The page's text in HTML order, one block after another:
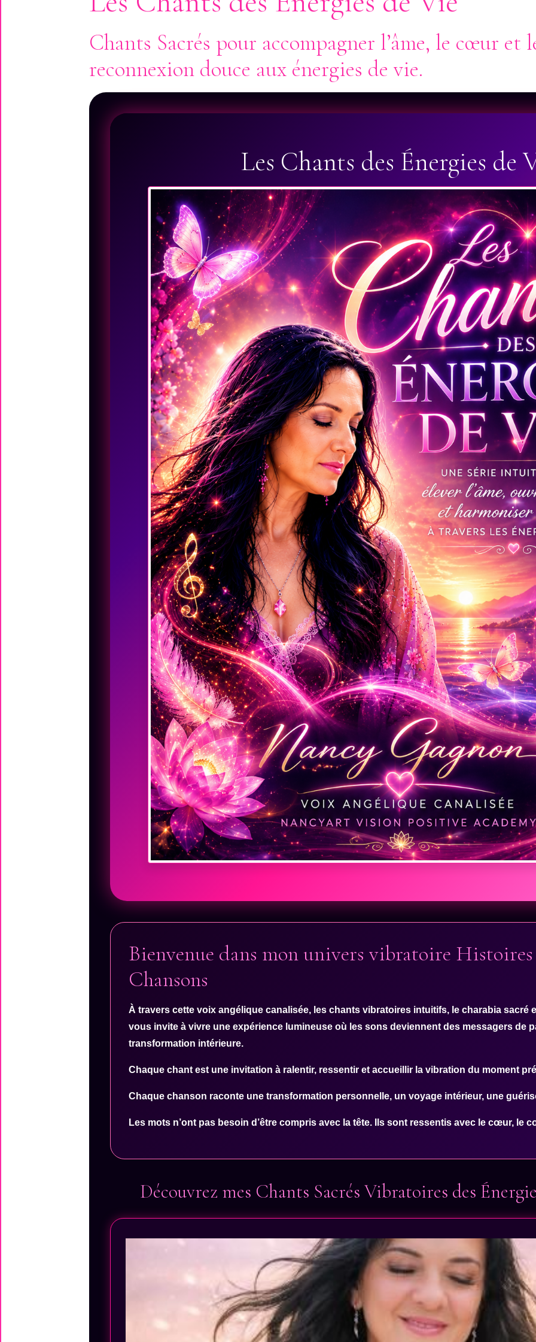
Chants Sacrés pour accompagner l’âme, le cœur et
reconnexion douce aux énergies de vie.
Les Chants des Énergies de
Bienvenue dans mon univers vibratoire
Chansons
À travers cettevoix angélique canalisée, les chants vibratoires intuitifs, le charabia sacré
vous invite à vivre une expérience lumineuse où les sons deviennent des messagers de
transformation intérieure.
Chaque chant est une invitation à ralentir, ressentir et accueillir la vibration du moment
Chaque chanson raconte une transformation personnelle, un voyage intérieur, une
Les mots n’ont pas besoin d’être compris avec la tête. Ils sont ressentis avec le cœur, le
Découvrez mes Chants Sacrés Vibratoires des